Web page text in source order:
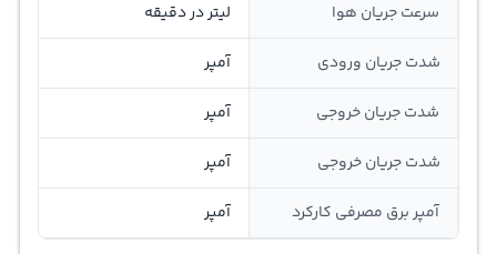
سرعت جریان هوا لیتر در دقیقه
شدت جریان ورودی آمپر
شدت جریان خروجی آمپر
شدت جریان خروجی آمپر
آمپر برق مصرفی کارکرد آمپر